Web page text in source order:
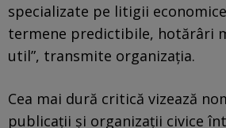
specializate pe litigii
termene predictibile, hotărâri
util”, transmite organizația.
Cea mai dură critică vizează
publicații și organizații civice